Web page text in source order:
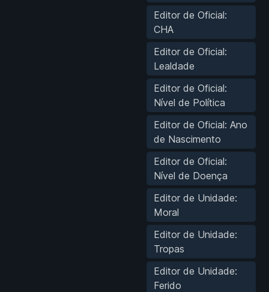
Editor de Oficial:
CHA
Editor de Oficial:
Lealdade
Editor de Oficial:
Nível de Política
Editor de Oficial: Ano
de Nascimento
Editor de Oficial:
Nível de Doença
Editor de Unidade:
Moral
Editor de Unidade:
Tropas
Editor de Unidade:
Ferido